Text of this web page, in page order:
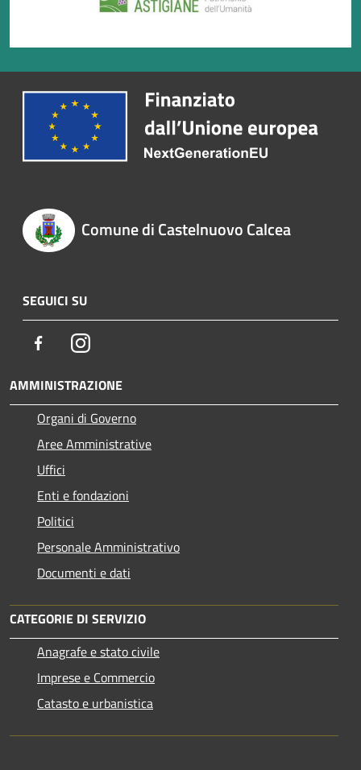
Comune di Castelnuovo Calcea
SEGUICI SU
FacebookInstagram
AMMINISTRAZIONE
Organi di Governo
Aree Amministrative
Uffici
Enti e fondazioni
Politici
Personale Amministrativo
Documenti e dati
CATEGORIE DI SERVIZIO
Anagrafe e stato civile
Imprese e Commercio
Catasto e urbanistica